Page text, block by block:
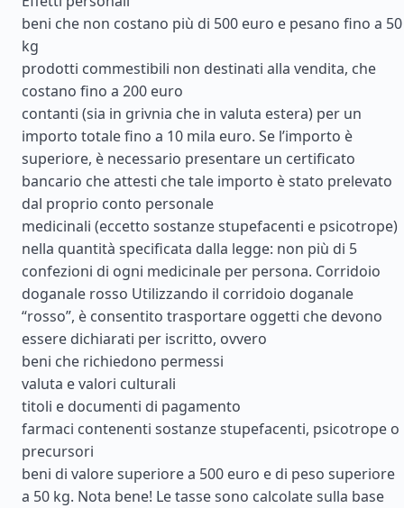
beni che non costano più di 500 euro e pesano fino a 50
kg
prodotti commestibili non destinati alla vendita, che
costano fino a 200 euro
contanti (sia in grivnia che in valuta estera) per un
importo totale fino a 10 mila euro. Se l’importo è
superiore, è necessario presentare un certificato
bancario che attesti che tale importo è stato prelevato
dal proprio conto personale
medicinali (eccetto sostanze stupefacenti e psicotrope)
nella quantità specificata dalla legge: non più di 5
confezioni di ogni medicinale per persona. Corridoio
doganale rosso Utilizzando il corridoio doganale
“rosso”, è consentito trasportare oggetti che devono
essere dichiarati per iscritto, ovvero
beni che richiedono permessi
valuta e valori culturali
titoli e documenti di pagamento
farmaci contenenti sostanze stupefacenti, psicotrope o
precursori
beni di valore superiore a 500 euro e di peso superiore
a 50 kg. Nota bene! Le tasse sono calcolate sulla base